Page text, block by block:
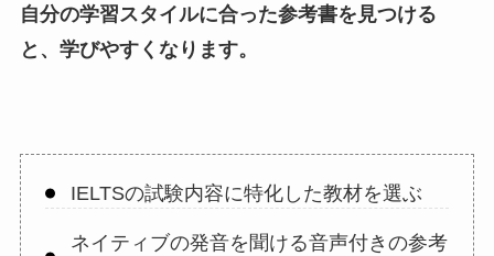
自分の学習スタイルに合った参考書を見つける
と、学びやすくなります。
IELTSの試験内容に特化した教材を選ぶ
ネイティブの発音を聞ける音声付きの参考